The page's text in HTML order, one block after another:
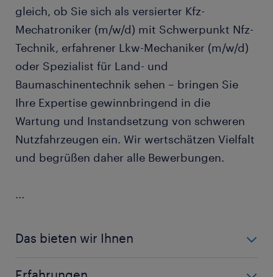
gleich, ob Sie sich als versierter Kfz-
Mechatroniker (m/w/d) mit Schwerpunkt Nfz-
Technik, erfahrener Lkw-Mechaniker (m/w/d)
oder Spezialist für Land- und
Baumaschinentechnik sehen – bringen Sie
Ihre Expertise gewinnbringend in die
Wartung und Instandsetzung von schweren
Nutzfahrzeugen ein. Wir wertschätzen Vielfalt
und begrüßen daher alle Bewerbungen.
...
Das bieten wir Ihnen